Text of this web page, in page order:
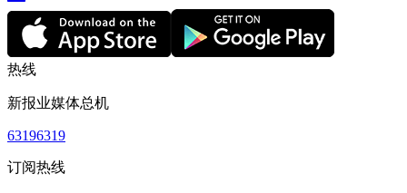
热线
新报业媒体总机
63196319
订阅热线